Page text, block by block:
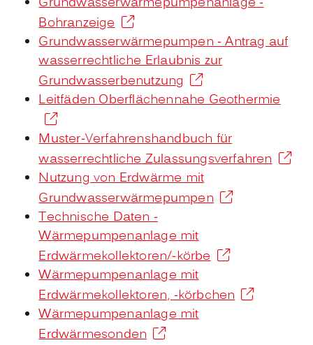
Bohranzeige
Grundwasserwärmepumpen - Antrag auf
wasserrechtliche Erlaubnis zur
Grundwasserbenutzung
Leitfäden Oberflächennahe Geothermie
Muster-Verfahrenshandbuch für
wasserrechtliche Zulassungsverfahren
Nutzung von Erdwärme mit
Grundwasserwärmepumpen
Technische Daten -
Wärmepumpenanlage mit
Erdwärmekollektoren/-körbe
Wärmepumpenanlage mit
Erdwärmekollektoren, -körbchen
Wärmepumpenanlage mit
Erdwärmesonden